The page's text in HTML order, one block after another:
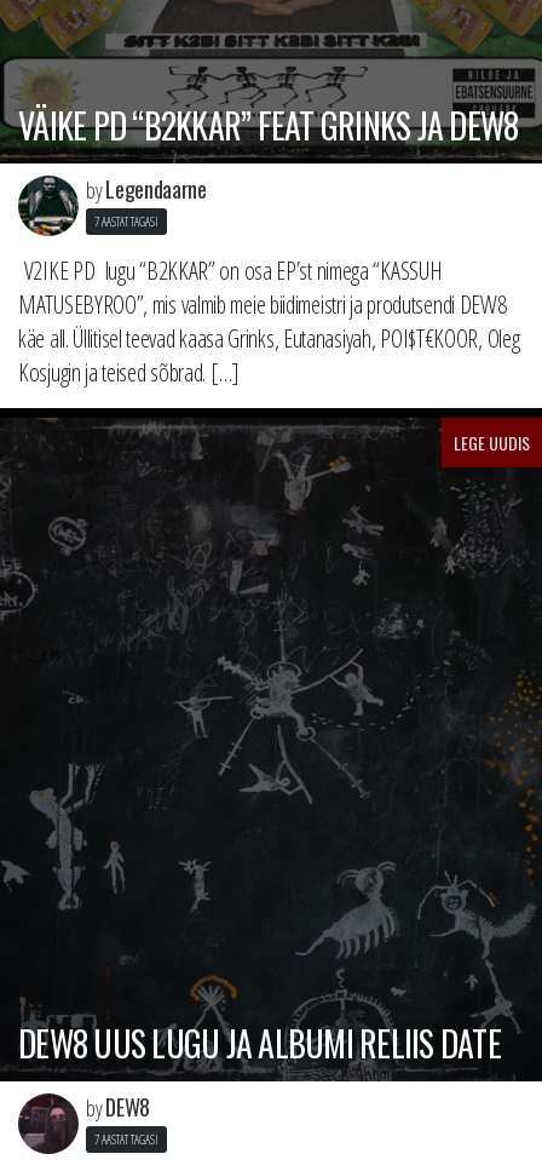
VÄIKE PD “B2KKAR” FEAT GRINKS JA DEW8
byLegendaarne
7 AASTAT TAGASI
V2IKE PD lugu “B2KKAR” on osa EP’st nimega “KASSUH
MATUSEBYROO”, mis valmib meie biidimeistri ja produtsendi DEW8
käe all. Üllitisel teevad kaasa Grinks, Eutanasiyah, POI$T€KOOR, Oleg
Kosjugin ja teised sõbrad. […]
LEGE UUDIS
DEW8 UUS LUGU JA ALBUMI RELIIS DATE
byDEW8
7 AASTAT TAGASI